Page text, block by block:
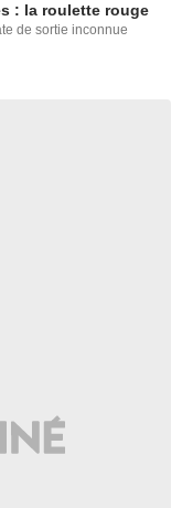
: la roulette rouge
de sortie inconnue